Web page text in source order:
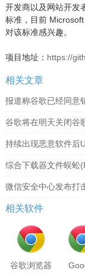
开发商以及网站开发
标准，目前
对该标准感兴趣。
项目地址： https://
相关文章
报道称谷歌已经同意
谷歌将在明天关闭谷
持续出现恶意软件后
综合下载器文件蜈蚣
微信安全中心发布打
相关软件
谷歌浏览器